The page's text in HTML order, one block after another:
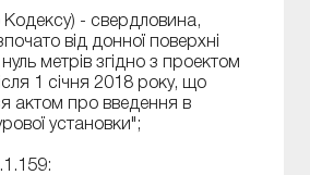
Кодексу) - свердловина,
від донної поверхні
метрів згідно з проектом
1 січня 2018 року, що
актом про введення в
установки";